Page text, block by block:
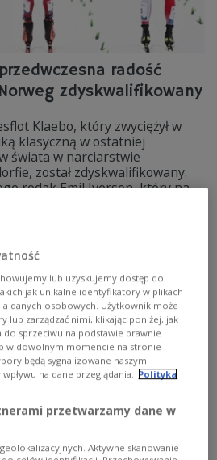
radość
zdyskwalifikowany
Klaebo, który zwyciężył w
klasyczną w ostatniej
świata w narciarstwie
został zdyskwalifikowany.
rodak Emil Iversen, który na
Doleżal dumny z
lub uzyskujemy dostęp do
jak unikalne identyfikatory w plikach
danych osobowych. Użytkownik może
lub zarządzać nimi, klikając poniżej, jak
do sprzeciwu na podstawie prawnie
w dowolnym momencie na stronie
będą sygnalizowane naszym
na dane przeglądania.
Polityka
przetwarzamy dane w
Aktywne skanowanie